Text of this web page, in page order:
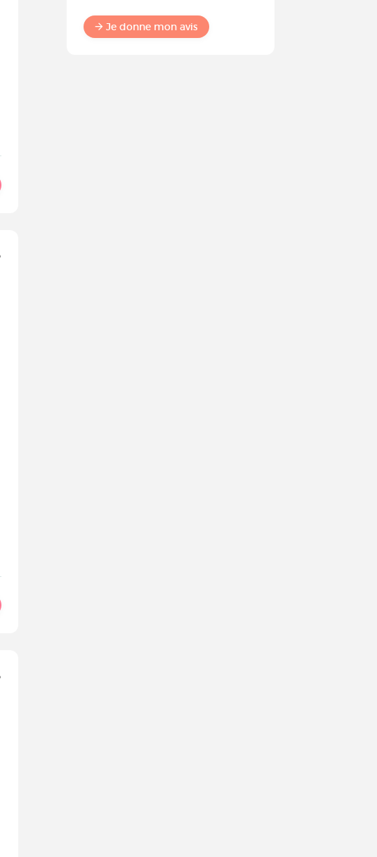
Je donne mon avis